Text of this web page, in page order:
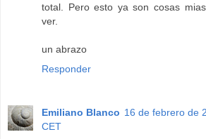
total. Pero esto ya son cosas
ver.
un abrazo
Responder
Emiliano Blanco 16 de febrero de
CET